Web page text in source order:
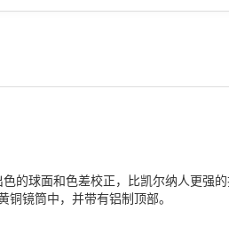
的球面和色差校正，比凯尔纳人更强
镜筒中，并带有铝制顶部。